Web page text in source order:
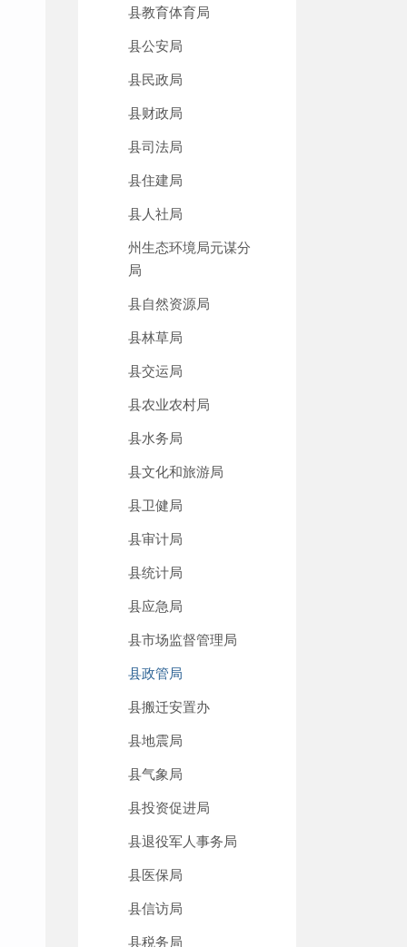
县教育体育局
县公安局
县民政局
县财政局
县司法局
县住建局
县人社局
州生态环境局元谋分
局
县自然资源局
县林草局
县交运局
县农业农村局
县水务局
县文化和旅游局
县卫健局
县审计局
县统计局
县应急局
县市场监督管理局
县政管局
县搬迁安置办
县地震局
县气象局
县投资促进局
县退役军人事务局
县医保局
县信访局
县税务局